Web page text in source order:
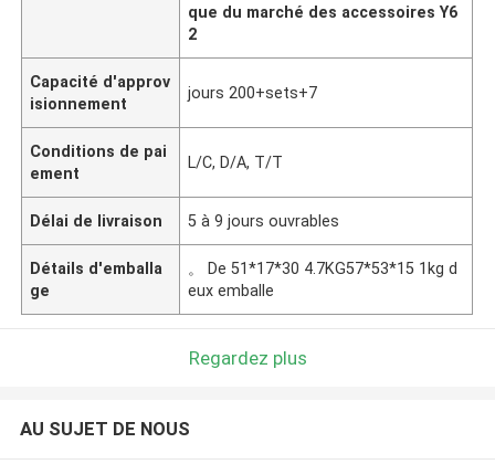
que du marché des accessoires Y6
2
Capacité d'approv
isionnement
jours 200+sets+7
Conditions de pai
ement
L/C, D/A, T/T
Délai de livraison 5 à 9 jours ouvrables
Détails d'emballa
ge
。 De 51*17*30 4.7KG57*53*15 1kg d
eux emballe
Regardez plus
AU SUJET DE NOUS